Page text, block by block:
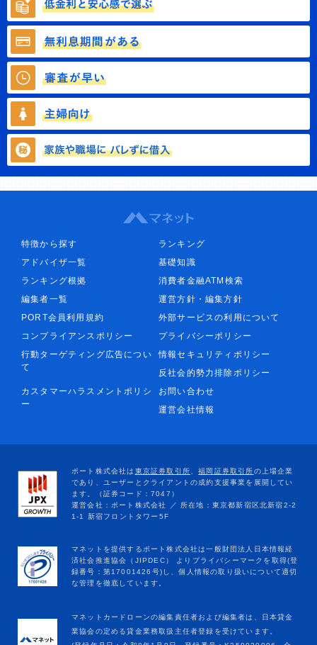
特徴から探す
ランキング
アドバイザ一覧
基礎知識
ランキング根拠
消費者金融ATM検索
編集者一覧
運営方針・編集方針
PORT会員利用規約
外部サービスの利用について
コンプライアンスポリシー
プライバシーポリシー
行動ターゲティング広告につい
て
情報セキュリティポリシー
反社会的勢力排除ポリシー
カスタマーハラスメントポリシ
ー
お問い合わせ
運営会社情報
マネットカードローンの編集責任者および編集者は、日本貸金
業協会の定める貸金業務取扱主任者登録を受けています。